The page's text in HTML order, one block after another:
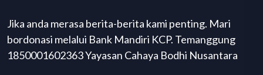
Jika anda merasa berita-berita kami penting. Mari
bordonasi melalui Bank Mandiri KCP. Temanggung
1850001602363 Yayasan Cahaya Bodhi Nusantara